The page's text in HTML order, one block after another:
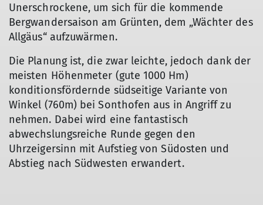
Unerschrockene, um sich für die kommende
Bergwandersaison am Grünten, dem „Wächter des
Allgäus“ aufzuwärmen.
Die Planung ist, die zwar leichte, jedoch dank der
meisten Höhenmeter (gute 1000 Hm)
konditionsfördernde südseitige Variante von
Winkel (760m) bei Sonthofen aus in Angriff zu
nehmen. Dabei wird eine fantastisch
abwechslungsreiche Runde gegen den
Uhrzeigersinn mit Aufstieg von Südosten und
Abstieg nach Südwesten erwandert.